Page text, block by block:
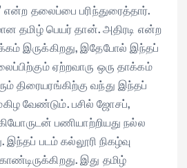
என்ற தலைப்பை பரிந்துரைத்தார்.
தமிழ் பெயர் தான். அதிரடி என்ற
இருக்கிறது, இதேபோல் இந்தப்
ஏற்றவாரு ஒரு தாக்கம்
திரையரங்கிற்கு வந்து இந்தப்
வேண்டும். பசில் ஜோசப்,
பணியாற்றியது நல்ல
படம் கல்லூரி நிகழ்வு
இது தமிழ்